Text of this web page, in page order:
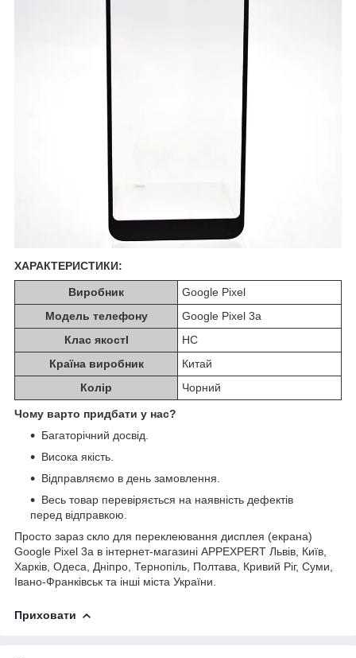
ХАРАКТЕРИСТИКИ:
Виробник
Google Pixel
Модель телефону
Google Pixel 3a
Клас якостІ
HC
Країна виробник
Китай
Колір
Чорний
Чому варто придбати у нас?
Багаторічний досвід.
Висока якість.
Відправляємо в день замовлення.
Весь товар перевіряється на наявність дефектів
перед відправкою.
Просто зараз скло для переклеювання дисплея (екрана)
Google Pixel 3a в інтернет-магазині APPEXPERT Львів, Київ,
Харків, Одеса, Дніпро, Тернопіль, Полтава, Кривий Ріг, Суми,
Івано-Франківськ та інші міста України.
Приховати